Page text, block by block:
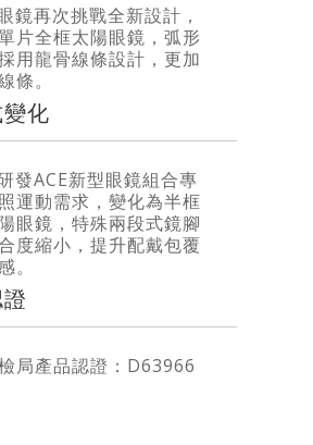
鏡再次挑戰全新設計，
片全框太陽眼鏡，弧形
用龍骨線條設計，更加
條。
化
發ACE新型眼鏡組合專
運動需求，變化為半框
眼鏡，特殊兩段式鏡腳
度縮小，提升配戴包覆
。
局產品認證：D63966